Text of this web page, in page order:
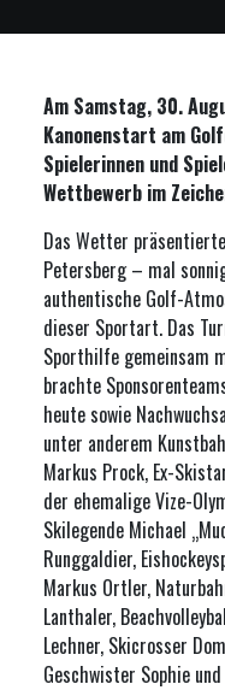
Am Samstag, 30.
Kanonenstart am
Spielerinnen und
Wettbewerb im
Das Wetter
Petersberg – mal
authentische Golf-
dieser Sportart. Das
Sporthilfe gemeinsam
brachte
heute sowie
unter anderem
Markus Prock, Ex-
der ehemalige Vize-
Skilegende Michael
Runggaldier,
Markus Ortler,
Lanthaler,
Lechner, Skicrosser
Geschwister Sophie